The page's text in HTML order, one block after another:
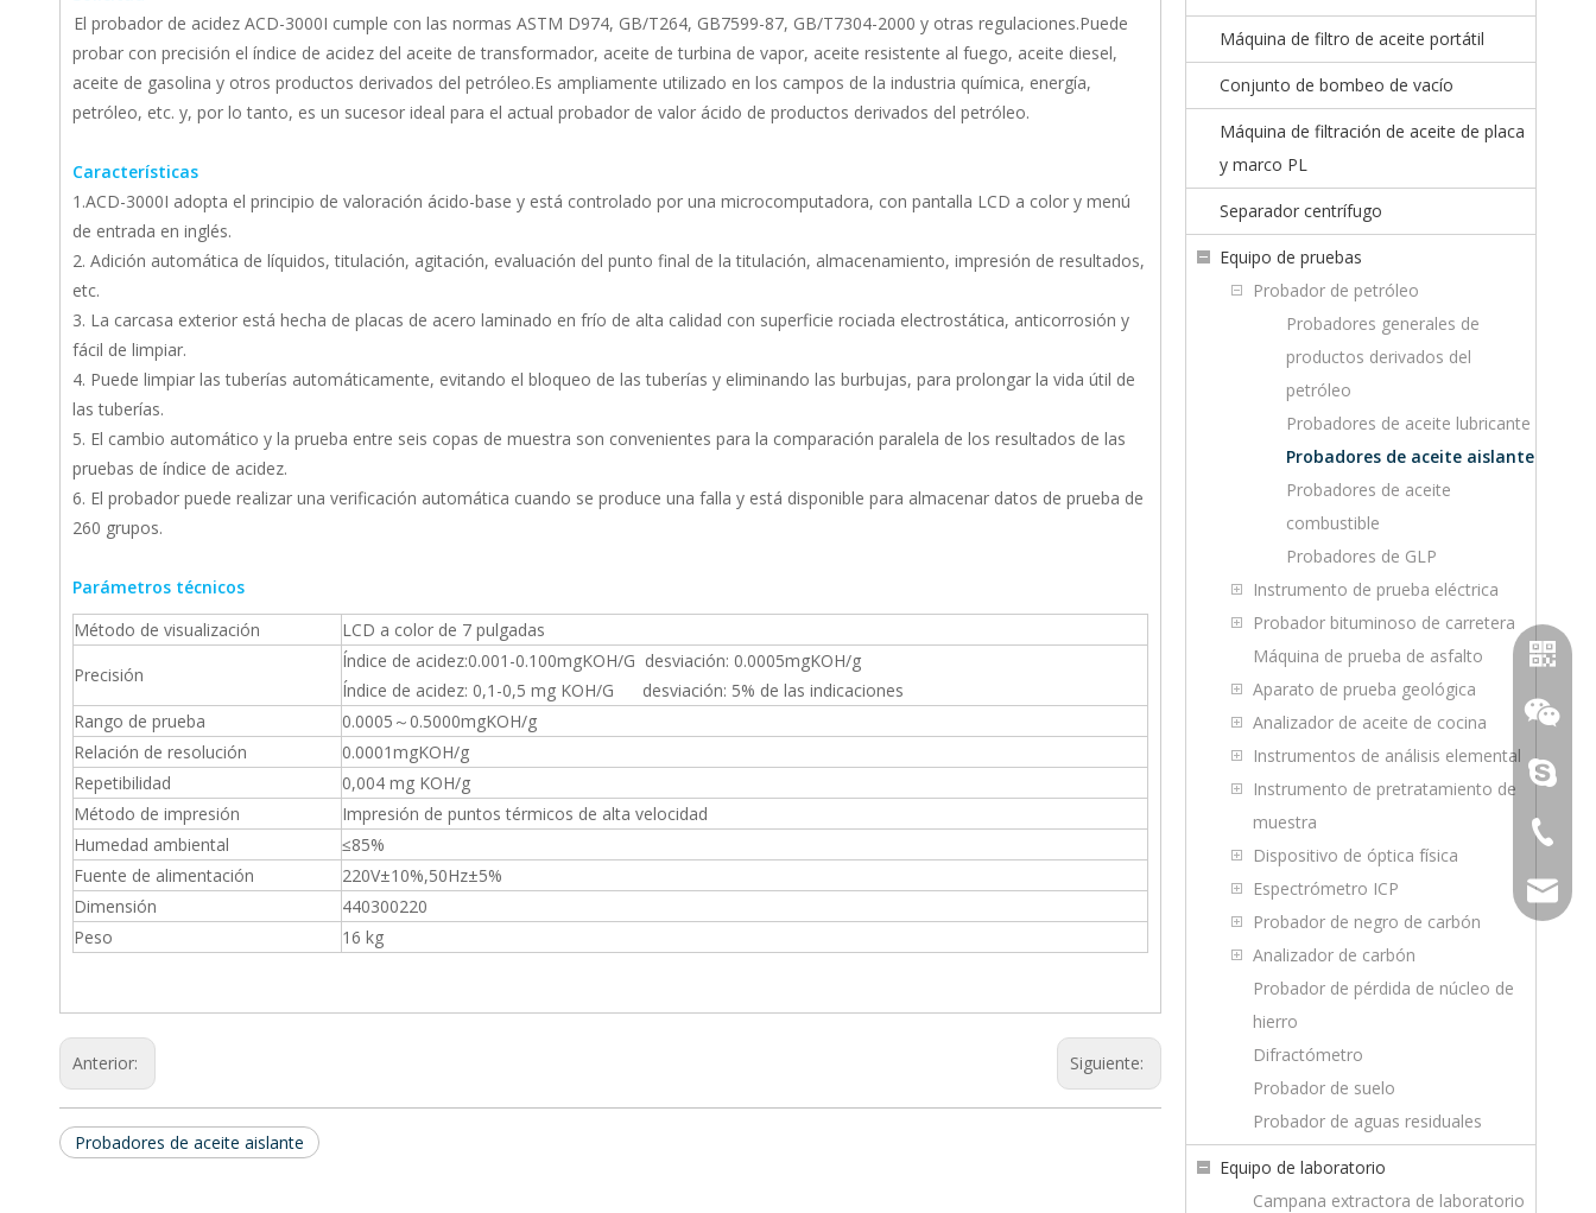
El probador de acidez ACD-3000I cumple con las normas ASTM D974, GB/T264, GB7599-87, GB/T7304-2000 y otras regulaciones.Puede
probar con precisión el índice de acidez del aceite de transformador, aceite de turbina de vapor, aceite resistente al fuego, aceite diesel,
aceite de gasolina y otros productos derivados del petróleo.Es ampliamente utilizado en los campos de la industria química, energía,
petróleo, etc. y, por lo tanto, es un sucesor ideal para el actual probador de valor ácido de productos derivados del petróleo.
Características
1.ACD-3000I adopta el principio de valoración ácido-base y está controlado por una microcomputadora, con pantalla LCD a color y menú
de entrada en inglés.
2. Adición automática de líquidos, titulación, agitación, evaluación del punto final de la titulación, almacenamiento, impresión de resultados,
etc.
3. La carcasa exterior está hecha de placas de acero laminado en frío de alta calidad con superficie rociada electrostática, anticorrosión y
fácil de limpiar.
4. Puede limpiar las tuberías automáticamente, evitando el bloqueo de las tuberías y eliminando las burbujas, para prolongar la vida útil de
las tuberías.
5. El cambio automático y la prueba entre seis copas de muestra son convenientes para la comparación paralela de los resultados de las
pruebas de índice de acidez.
6. El probador puede realizar una verificación automática cuando se produce una falla y está disponible para almacenar datos de prueba de
260 grupos.
Parámetros técnicos
Método de visualización
LCD a color de 7 pulgadas
Precisión
Índice de acidez:0.001-0.100mgKOH/G desviación: 0.0005mgKOH/g
Índice de acidez: 0,1-0,5 mg KOH/G desviación: 5% de las indicaciones
Rango de prueba
0.0005～0.5000mgKOH/g
Relación de resolución
0.0001mgKOH/g
Repetibilidad
0,004 mg KOH/g
Método de impresión
Impresión de puntos térmicos de alta velocidad
Humedad ambiental
≤85%
Fuente de alimentación
220V±10%,50Hz±5%
Dimensión
440300220
Peso
16 kg
Anterior: Siguiente:
Probadores de aceite aislante
Máquina de filtro de aceite portátil
Conjunto de bombeo de vacío
Máquina de filtración de aceite de placa
y marco PL
Separador centrífugo
Equipo de pruebas
Probador de petróleo
Probadores generales de
productos derivados del
petróleo
Probadores de aceite lubricante
Probadores de aceite aislante
Probadores de aceite
combustible
Probadores de GLP
Instrumento de prueba eléctrica
Probador bituminoso de carretera
Máquina de prueba de asfalto
Aparato de prueba geológica
Analizador de aceite de cocina
Instrumentos de análisis elemental
Instrumento de pretratamiento de
muestra
Dispositivo de óptica física
Espectrómetro ICP
Probador de negro de carbón
Analizador de carbón
Probador de pérdida de núcleo de
hierro
Difractómetro
Probador de suelo
Probador de aguas residuales
Equipo de laboratorio
Campana extractora de laboratorio
wechat
+86-